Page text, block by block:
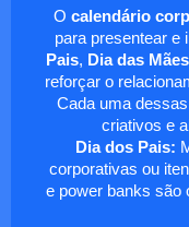
O calendário
para presentear e
Pais, Dia das Mães
reforçar o
Cada uma
criativos e
Dia dos Pais:
corporativas ou
e power banks são